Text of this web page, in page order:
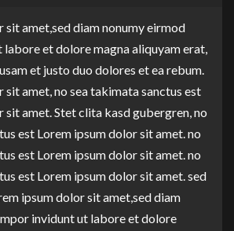
sit amet,sed diam nonumy eirmod
et dolore magna aliquyam erat,
et justo duo dolores et ea rebum.
sit amet, no sea takimata sanctus est
sit amet. Stet clita kasd gubergren, no
est Lorem ipsum dolor sit amet. no
est Lorem ipsum dolor sit amet. no
est Lorem ipsum dolor sit amet. sed
ipsum dolor sit amet,sed diam
invidunt ut labore et dolore